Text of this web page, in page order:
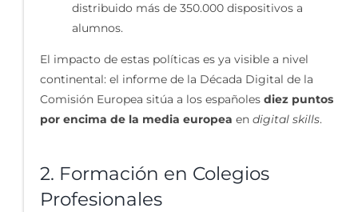
distribuido más de 350.000 dispositivos a
alumnos.
El impacto de estas políticas es ya visible a nivel
continental: el informe de la Década Digital de la
Comisión Europea sitúa a los españoles diez puntos
por encima de la media europea en digital skills.
2. Formación en Colegios
Profesionales